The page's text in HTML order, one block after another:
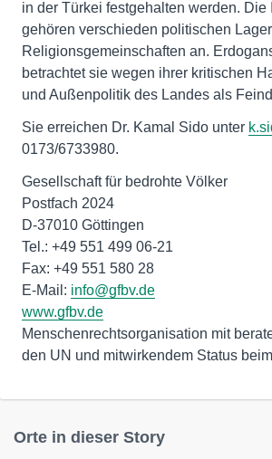
in der Türkei festgehalten werden. Die
gehören verschieden politischen
Religionsgemeinschaften an.
betrachtet sie wegen ihrer kritischen
und Außenpolitik des Landes als
Sie erreichen Dr. Kamal Sido unter
0173/6733980.
Gesellschaft für bedrohte Völker
Postfach 2024
D-37010 Göttingen
Tel.: +49 551 499 06-21
Fax: +49 551 580 28
E-Mail: info@gfbv.de
www.gfbv.de
Menschenrechtsorganisation mit
den UN und mitwirkendem Status
Orte in dieser Story